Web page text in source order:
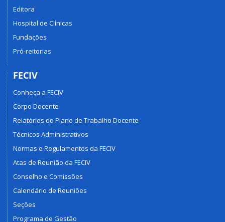
Editora
Hospital de Clínicas
Fundações
Pró-reitorias
FECIV
Conheça a FECIV
Corpo Docente
Relatórios do Plano de Trabalho Docente
Técnicos Administrativos
Normas e Regulamentos da FECIV
Atas de Reunião da FECIV
Conselho e Comissões
Calendário de Reuniões
Seções
Programa de Gestão